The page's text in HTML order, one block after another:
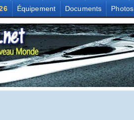
Équipement Documents Photos